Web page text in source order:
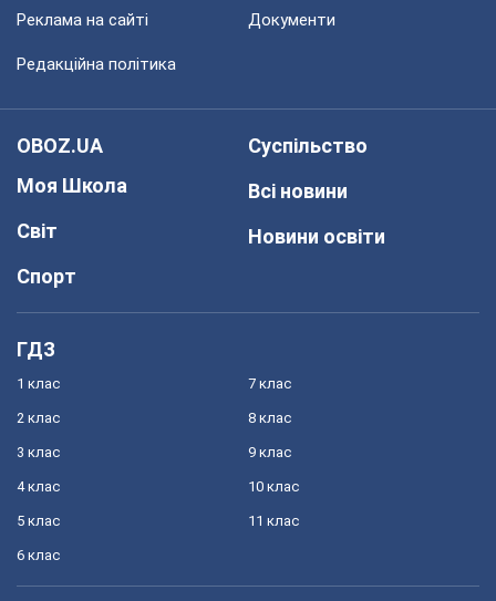
Реклама на сайті Документи
Редакційна політика
OBOZ.UA
Моя Школа
Світ
Спорт
Суспільство
Всі новини
Новини освіти
ГДЗ
1 клас
2 клас
3 клас
4 клас
5 клас
6 клас
7 клас
8 клас
9 клас
10 клас
11 клас